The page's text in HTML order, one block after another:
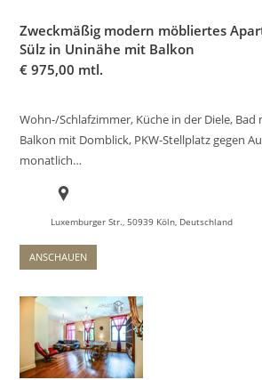
Zweckmäßig modern möbliertes
Sülz in Uninähe mit Balkon
€ 975,00 mtl.
Wohn-/Schlafzimmer, Küche in der Diele, Bad
Balkon mit Domblick, PKW-Stellplatz gegen
monatlich…
Luxemburger Str., 50939 Köln, Deutschland
ANSCHAUEN